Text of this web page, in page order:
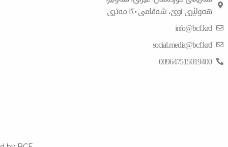
هەولێری نوێ، شەقامی ١٢٠ مەتری
info@bcf.krd
social.media@bcf.krd
009647515019400